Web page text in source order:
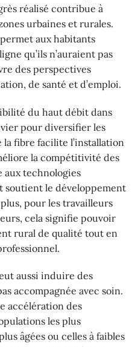
réalisé contribue à
urbaines et rurales.
aux habitants
qu’ils n’auraient pas
des perspectives
de santé et d’emploi.
du haut débit dans
pour diversifier les
la fibre facilite l’installation
la compétitivité des
aux technologies
soutient le développement
pour les travailleurs
cela signifie pouvoir
rural de qualité tout en
aussi induire des
accompagnée avec soin.
accélération des
les plus
âgées ou celles à faibles